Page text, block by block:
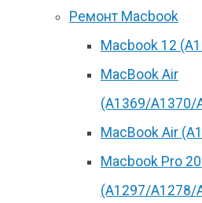
Ремонт Macbook
Macbook 12
MacBook Air
(A1369/A1370/
MacBook Air
Macbook Pro
(A1297/A1278/